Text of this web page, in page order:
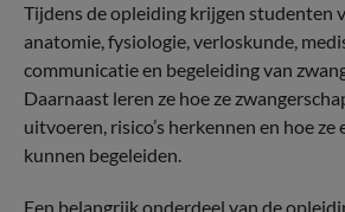
Tijdens de opleiding krijgen studenten
anatomie, fysiologie, verloskunde,
communicatie en begeleiding van
Daarnaast leren ze hoe ze
uitvoeren, risico’s herkennen en hoe
kunnen begeleiden.
Een belangrijk onderdeel van de